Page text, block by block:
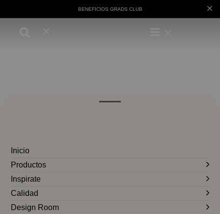
BENEFICIOS GRADS CLUB
Inicio
Productos
Inspirate
Calidad
Design Room